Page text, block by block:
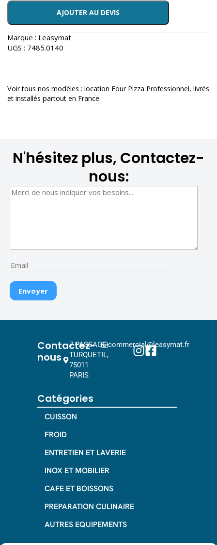
AJOUTER AU DEVIS
Marque : Leasymat
UGS : 7485.0140
Voir tous nos modèles : location Four Pizza Professionnel, livrés
et installés partout en France.
N'hésitez plus, Contactez-
nous:
Contactez-
nous
7 PASSAGE
TURQUETIL,
75011
PARIS
commercial@leasymat.fr
Catégories
CUISSON
FROID
ENTRETIEN ET LAVERIE
INOX ET MOBILIER
CAFE ET BOISSONS
PREPARATION CULINAIRE
AUTRES EQUIPEMENTS